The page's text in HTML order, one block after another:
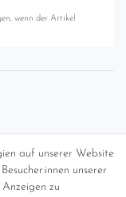
wenn der Artikel
auf unserer Website
unserer
zu